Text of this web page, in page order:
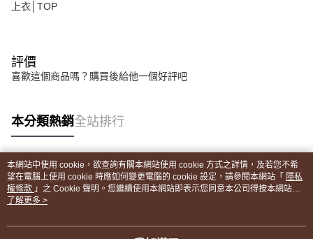
上衣│TOP
評價
喜歡這個商品嗎？購買後給他一個好評吧
本分類熱銷全站排行
熱門標籤
本網站中使用 cookie，欲查詢有關本網站使用 cookie 方式之詳情，及若您不希
望在電腦上使用 cookie 時應如何變更電腦的 cookie 設定，請參閱本網站「 隱私
權條款 」之 Cookie 聲明。您繼續使用本網站即表示您同意本公司得按本網站使
用條款之 Cookie 聲明使用 cookie。
了解更多 >